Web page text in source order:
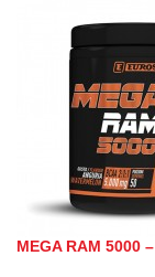
MEGA RAM 5000